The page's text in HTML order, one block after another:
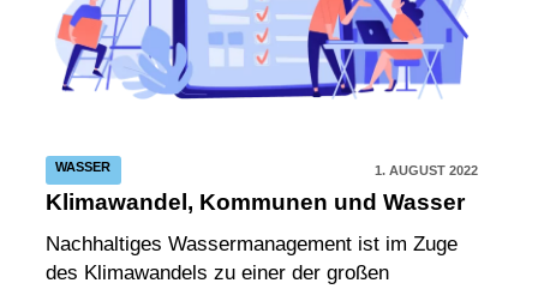
WASSER 1. AUGUST 2022
Klimawandel, Kommunen und Wasser
Nachhaltiges Wassermanagement ist im Zuge
des Klimawandels zu einer der großen